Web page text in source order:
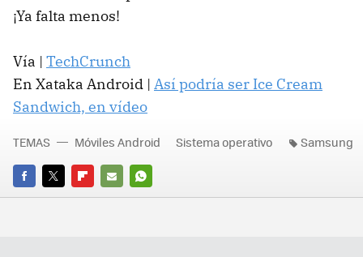
¡Ya falta menos!
Vía | TechCrunch
En Xataka Android | Así podría ser Ice Cream
Sandwich, en vídeo
FACEBOOK
TWITTERFLIPBOARD
E-
WHATSAPP
TEMAS Móviles Android Sistema operativo Samsung